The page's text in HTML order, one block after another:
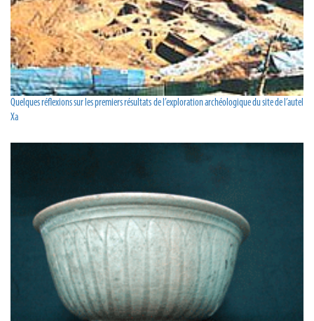
Quelques réflexions sur les premiers résultats de l’exploration archéologique du site de l’autel
Xa